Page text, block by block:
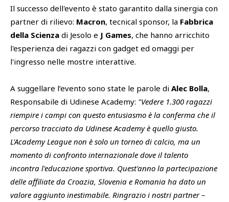
Il successo dell'evento è stato garantito dalla sinergia con
partner di rilievo: Macron, tecnical sponsor, la Fabbrica
della Scienza di Jesolo e J Games, che hanno arricchito
l'esperienza dei ragazzi con gadget ed omaggi per
l'ingresso nelle mostre interattive.
A suggellare l’evento sono state le parole di Alec Bolla,
Responsabile di Udinese Academy: "Vedere 1.300 ragazzi
riempire i campi con questo entusiasmo è la conferma che il
percorso tracciato da Udinese Academy è quello giusto.
L'Academy League non è solo un torneo di calcio, ma un
momento di confronto internazionale dove il talento
incontra l'educazione sportiva. Quest'anno la partecipazione
delle affiliate da Croazia, Slovenia e Romania ha dato un
valore aggiunto inestimabile. Ringrazio i nostri partner –